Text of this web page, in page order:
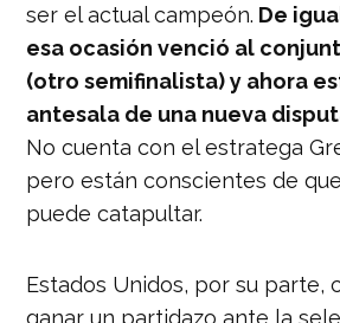
ser el actual campeón. De
esa ocasión venció al
(otro semifinalista) y ahora
antesala de una nueva
No cuenta con el estratega
pero están conscientes de
puede catapultar.
Estados Unidos, por su parte,
ganar un partidazo ante la